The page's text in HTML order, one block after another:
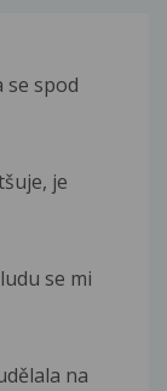
se spod
je
se mi
na